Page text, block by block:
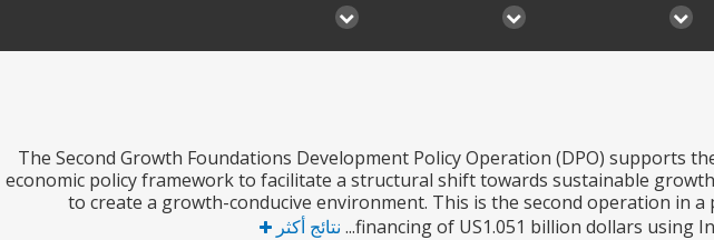
The Second Growth Foundations Development Policy Operation (DPO) supports
economic policy framework to facilitate a structural shift towards sustainable
to create a growth-conducive environment. This is the second operation in
financing of US1.051 billion dollars using
نتائج أكثر